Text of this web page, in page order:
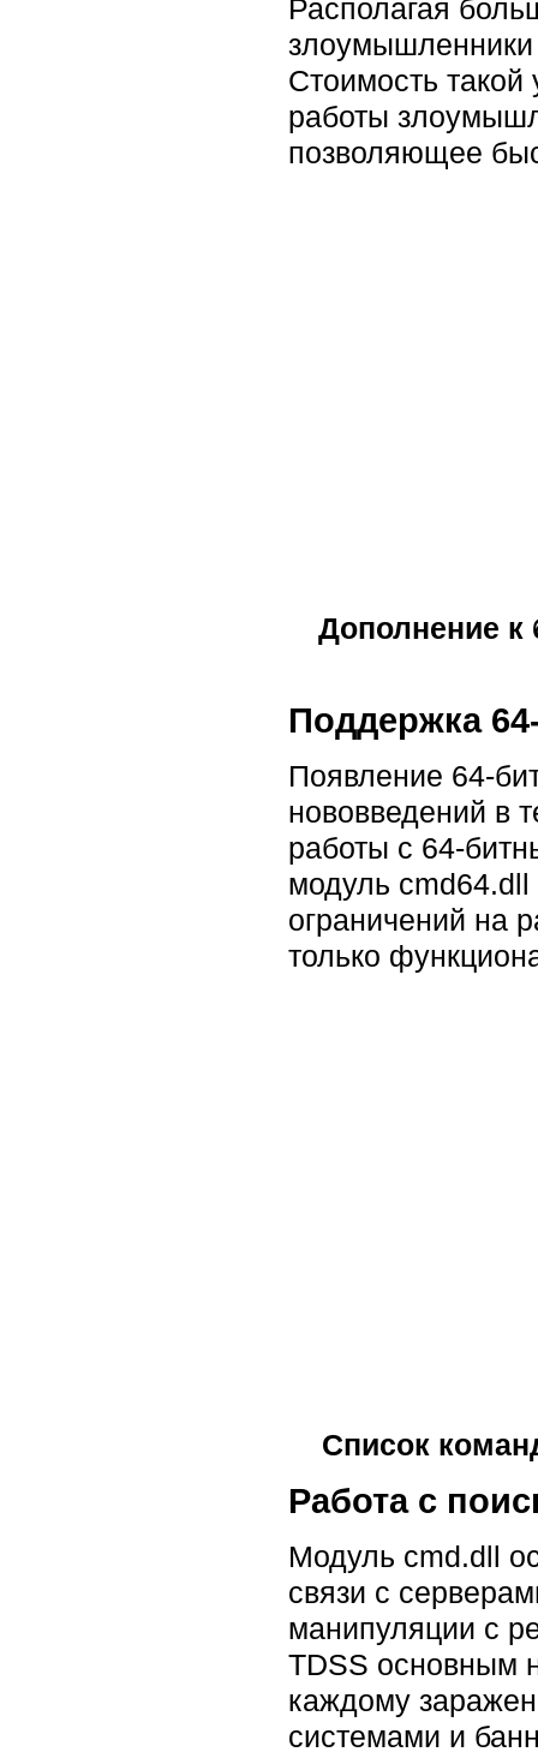
Располагая
злоумышленники
Стоимость такой
работы
позволяющее
Дополнение к
Поддержка
Появление 64-
нововведений в
работы с 64-
модуль
ограничений на
только
Список
Работа с
Модуль cmd.dll
связи с
манипуляции с
TDSS основным
каждому
системами и